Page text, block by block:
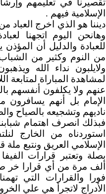
تقصيرنا في تعليمهم
الإسلامية فيهم .
ديننا هو الذي اخرج العباد
وهانحن اليوم اتجهنا
للعبادة والدليل أن
من النوم وكثير من
ولايلبون نداء الله
لمشاهدة المباراة لمتابعة
عنهم ولا يكلفون أنفسهم
الإمام بل أنهم يسافرون
ناديهم وتشجيعه بالصياح
فبذلك انصرف اهتمام
استوردناه من الخارج
الإسلامي العريق ونتبع ملة
بصلة وتعتبر قرارات
ألف مرة من أي قرارا خر
فورا والقرارات التي
الأدراج لاتجرأ هي علي